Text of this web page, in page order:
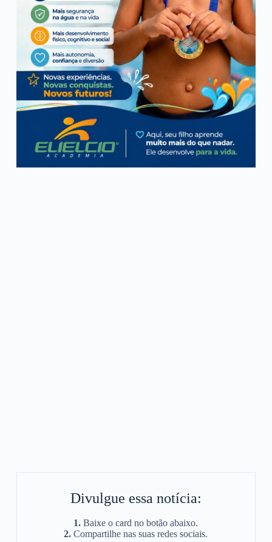
Divulgue essa notícia:
1. Baixe o card no botão abaixo.
2. Compartilhe nas suas redes sociais.